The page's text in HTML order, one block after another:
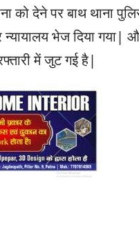
को देने पर बाथ
न्यायालय भेज दिया
में जुट गई है|